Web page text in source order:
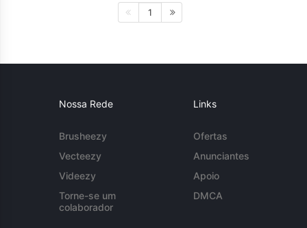
1
Nossa Rede
Brusheezy
Vecteezy
Videezy
Torne-se um
colaborador
Links
Ofertas
Anunciantes
Apoio
DMCA